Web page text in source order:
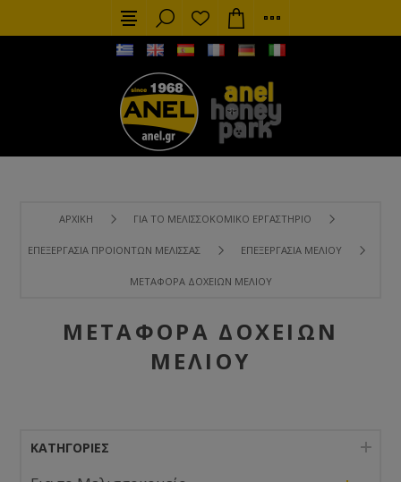
ΑΡΧΙΚΉ ΓΙΑ ΤΟ ΜΕΛΙΣΣΟΚΟΜΙΚΌ ΕΡΓΑΣΤΉΡΙΟ
ΕΠΕΞΕΡΓΑΣΊΑ ΠΡΟΙΌΝΤΩΝ ΜΈΛΙΣΣΑΣ ΕΠΕΞΕΡΓΑΣΊΑ ΜΕΛΙΟΎ
ΜΕΤΑΦΟΡΆ ΔΟΧΕΊΩΝ ΜΕΛΙΟΎ
ΜΕΤΑΦΟΡΆ ΔΟΧΕΊΩΝ
ΜΕΛΙΟΎ
ΚΑΤΗΓΟΡΊΕΣ